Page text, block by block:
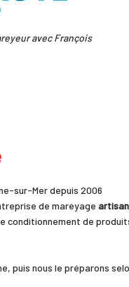
avec François
sur-Mer depuis 2006
de mareyage
conditionnement de
puis nous le préparons